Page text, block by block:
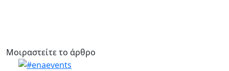
Μοιραστείτε το άρθρο